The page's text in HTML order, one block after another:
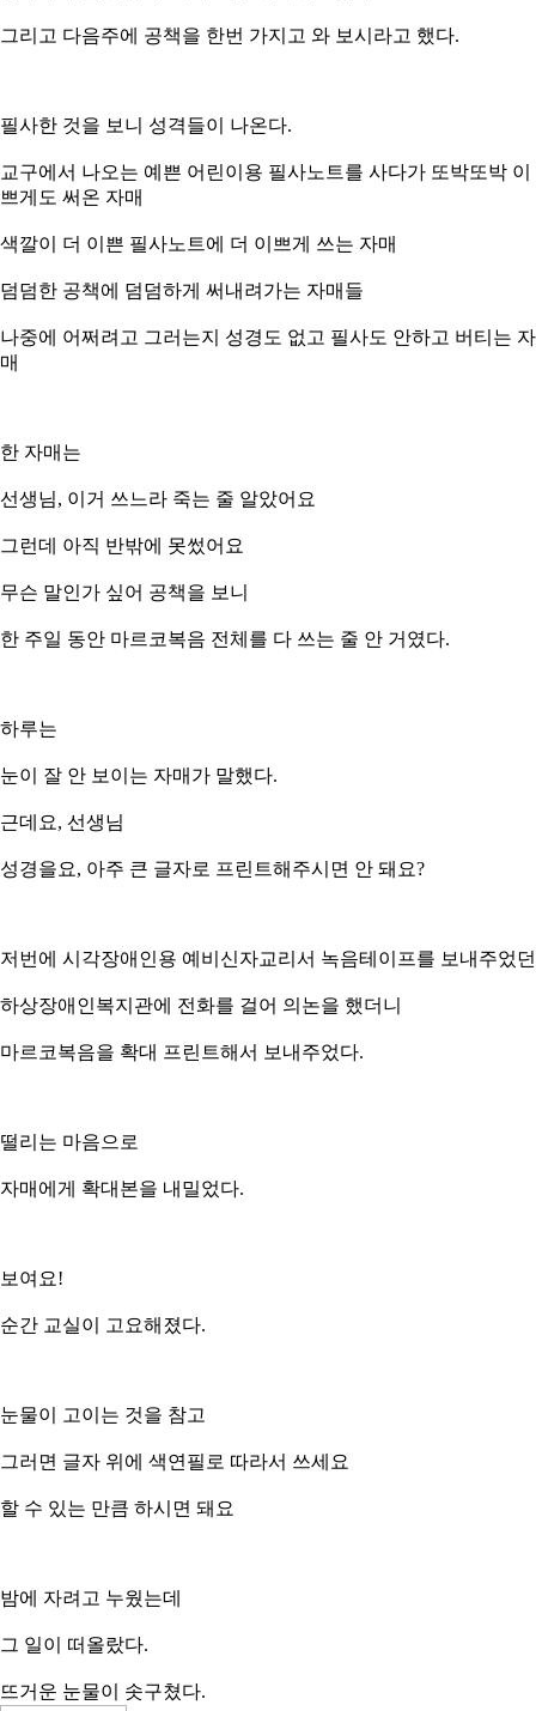
그리고 다음주에 공책을 한번 가지고 와 보시라고 했다.
필사한 것을 보니 성격들이 나온다.
교구에서 나오는 예쁜 어린이용 필사노트를 사다가 또박또박 이
쁘게도 써온 자매
색깔이 더 이쁜 필사노트에 더 이쁘게 쓰는 자매
덤덤한 공책에 덤덤하게 써내려가는 자매들
나중에 어쩌려고 그러는지 성경도 없고 필사도 안하고 버티는 자
매
한 자매는
선생님, 이거 쓰느라 죽는 줄 알았어요
그런데 아직 반밖에 못썼어요
무슨 말인가 싶어 공책을 보니
한 주일 동안 마르코복음 전체를 다 쓰는 줄 안 거였다.
하루는
눈이 잘 안 보이는 자매가 말했다.
근데요, 선생님
성경을요, 아주 큰 글자로 프린트해주시면 안 돼요?
저번에 시각장애인용 예비신자교리서 녹음테이프를 보내주었던
하상장애인복지관에 전화를 걸어 의논을 했더니
마르코복음을 확대 프린트해서 보내주었다.
떨리는 마음으로
자매에게 확대본을 내밀었다.
보여요!
순간 교실이 고요해졌다.
눈물이 고이는 것을 참고
그러면 글자 위에 색연필로 따라서 쓰세요
할 수 있는 만큼 하시면 돼요
밤에 자려고 누웠는데
그 일이 떠올랐다.
뜨거운 눈물이 솟구쳤다.